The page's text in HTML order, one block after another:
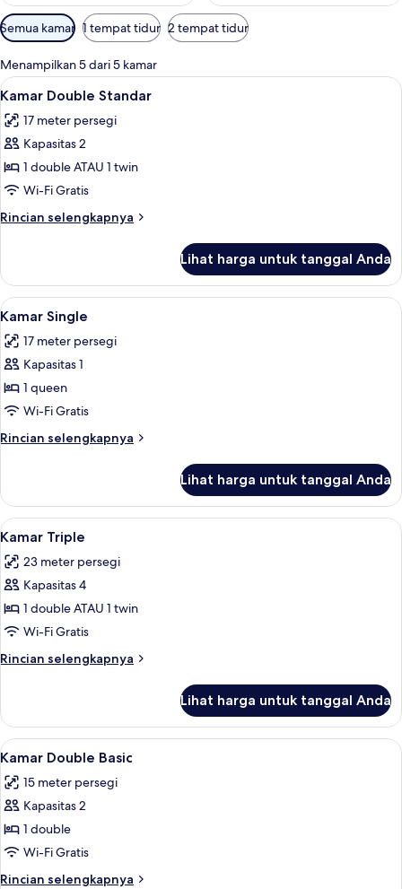
Filter
tersedia
untuk
kamar
Semua kamar 1 tempat tidur 2 tempat tidur
Menampilkan 5 dari 5 kamar
Lihat
semua
foto
untuk
Kamar
Double
Standar
7
Kamar Double Standar
17 meter persegi
Kapasitas 2
1 double ATAU 1 twin
Wi-Fi Gratis
Rincian selengkapnya
Rincian
Kamar
Double
Standar
Lihat harga untuk tanggal Anda
Lihat
semua
foto
untuk
Kamar
Single
7
Kamar Single
17 meter persegi
Kapasitas 1
1 queen
Wi-Fi Gratis
Rincian selengkapnya
Rincian
Kamar
Single
Lihat harga untuk tanggal Anda
Lihat
semua
foto
untuk
Kamar
Triple
8
Kamar Triple
23 meter persegi
Kapasitas 4
1 double ATAU 1 twin
Wi-Fi Gratis
Rincian selengkapnya
Rincian
Kamar
Triple
Lihat harga untuk tanggal Anda
Lihat
semua
foto
untuk
Kamar
Double
Basic
7
Kamar Double Basic
15 meter persegi
Kapasitas 2
1 double
Wi-Fi Gratis
Rincian selengkapnya
Rincian